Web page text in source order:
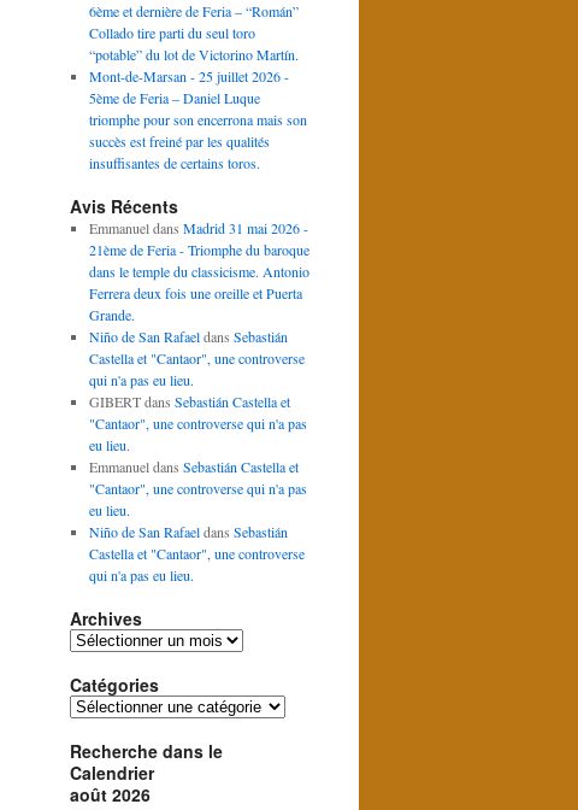
6ème et dernière de Feria – “Román”
Collado tire parti du seul toro
“potable” du lot de Victorino Martín.
Mont-de-Marsan - 25 juillet 2026 -
5ème de Feria – Daniel Luque
triomphe pour son encerrona mais son
succès est freiné par les qualités
insuffisantes de certains toros.
Avis Récents
Emmanueldans Madrid 31 mai 2026 -
21ème de Feria - Triomphe du baroque
dans le temple du classicisme. Antonio
Ferrera deux fois une oreille et Puerta
Grande.
Niño de San Rafaeldans Sebastián
Castella et "Cantaor", une controverse
qui n'a pas eu lieu.
GIBERTdans Sebastián Castella et
"Cantaor", une controverse qui n'a pas
eu lieu.
Emmanueldans Sebastián Castella et
"Cantaor", une controverse qui n'a pas
eu lieu.
Niño de San Rafaeldans Sebastián
Castella et "Cantaor", une controverse
qui n'a pas eu lieu.
Archives
Archives
Catégories
Catégories
Recherche dans le
Calendrier
août 2026